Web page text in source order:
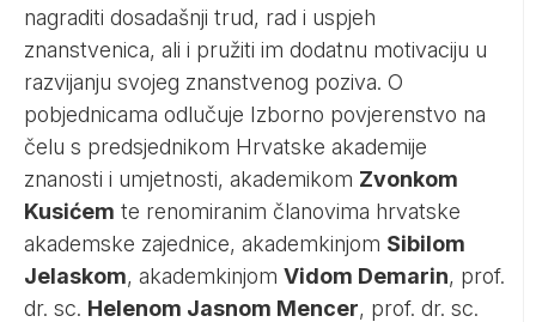
nagraditi dosadašnji trud, rad i uspjeh
znanstvenica, ali i pružiti im dodatnu motivaciju u
razvijanju svojeg znanstvenog poziva. O
pobjednicama odlučuje Izborno povjerenstvo na
čelu s predsjednikom Hrvatske akademije
znanosti i umjetnosti, akademikom Zvonkom
Kusićem te renomiranim članovima hrvatske
akademske zajednice, akademkinjom Sibilom
Jelaskom, akademkinjom Vidom Demarin, prof.
dr. sc. Helenom Jasnom Mencer, prof. dr. sc.